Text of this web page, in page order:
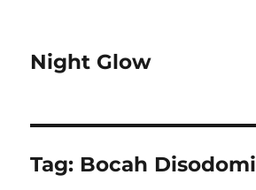
Night Glow
Tag: Bocah Disodomi